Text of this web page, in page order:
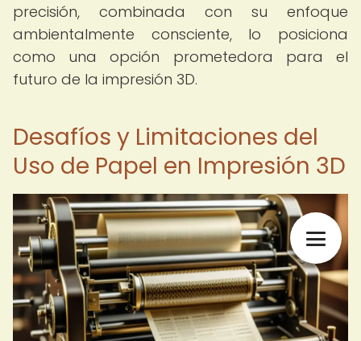
precisión, combinada con su enfoque
ambientalmente consciente, lo posiciona
como una opción prometedora para el
futuro de la impresión 3D.
Desafíos y Limitaciones del
Uso de Papel en Impresión 3D